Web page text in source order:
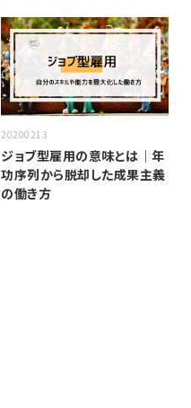
20200213
ジョブ型雇用の意味とは｜年
功序列から脱却した成果主義
の働き方